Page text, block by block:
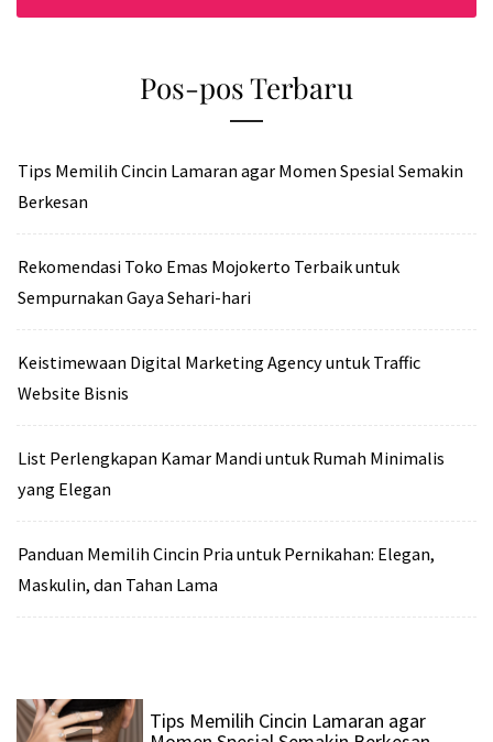
Pos-pos Terbaru
Tips Memilih Cincin Lamaran agar Momen Spesial Semakin
Berkesan
Rekomendasi Toko Emas Mojokerto Terbaik untuk
Sempurnakan Gaya Sehari-hari
Keistimewaan Digital Marketing Agency untuk Traffic
Website Bisnis
List Perlengkapan Kamar Mandi untuk Rumah Minimalis
yang Elegan
Panduan Memilih Cincin Pria untuk Pernikahan: Elegan,
Maskulin, dan Tahan Lama
Tips Memilih Cincin Lamaran agar